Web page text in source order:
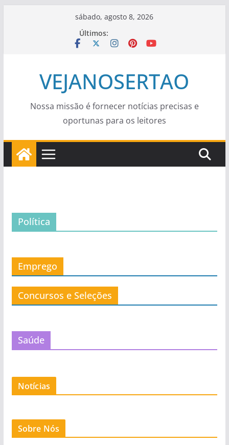
sábado, agosto 8, 2026
Últimos:
VEJANOSERTAO
Nossa missão é fornecer notícias precisas e
oportunas para os leitores
Política
Emprego
Concursos e Seleções
Saúde
Notícias
Sobre Nós